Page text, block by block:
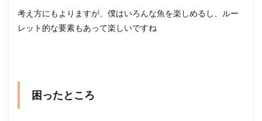
考え方にもよりますが、僕はいろんな魚を楽しめるし、ルー
レット的な要素もあって楽しいですね
困ったところ